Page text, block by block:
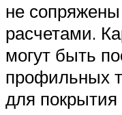
не
расчетами.
могут быть
профильных
для